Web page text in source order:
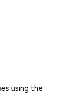
using the